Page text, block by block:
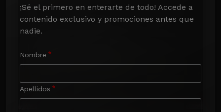
¡Sé el primero en enterarte de todo! Accede a
contenido exclusivo y promociones antes que
nadie.
Nombre
Apellidos